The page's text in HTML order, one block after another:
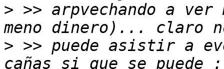
> >> arpvechando a ver
> >> puede asistir a